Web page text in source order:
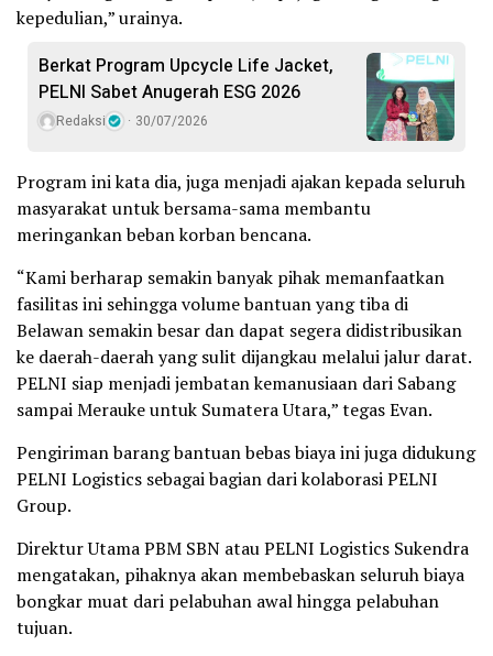
kepedulian,” urainya.
Berkat Program Upcycle Life Jacket,
PELNI Sabet Anugerah ESG 2026
Redaksi 30/07/2026
Program ini kata dia, juga menjadi ajakan kepada seluruh
masyarakat untuk bersama-sama membantu
meringankan beban korban bencana.
“Kami berharap semakin banyak pihak memanfaatkan
fasilitas ini sehingga volume bantuan yang tiba di
Belawan semakin besar dan dapat segera didistribusikan
ke daerah-daerah yang sulit dijangkau melalui jalur darat.
PELNI siap menjadi jembatan kemanusiaan dari Sabang
sampai Merauke untuk Sumatera Utara,” tegas Evan.
Pengiriman barang bantuan bebas biaya ini juga didukung
PELNI Logistics sebagai bagian dari kolaborasi PELNI
Group.
Direktur Utama PBM SBN atau PELNI Logistics Sukendra
mengatakan, pihaknya akan membebaskan seluruh biaya
bongkar muat dari pelabuhan awal hingga pelabuhan
tujuan.